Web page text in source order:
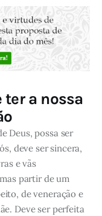
ter a nossa
Deus, possa ser
deve ser sincera,
e vãs
partir de um
de veneração e
Deve ser perfeita